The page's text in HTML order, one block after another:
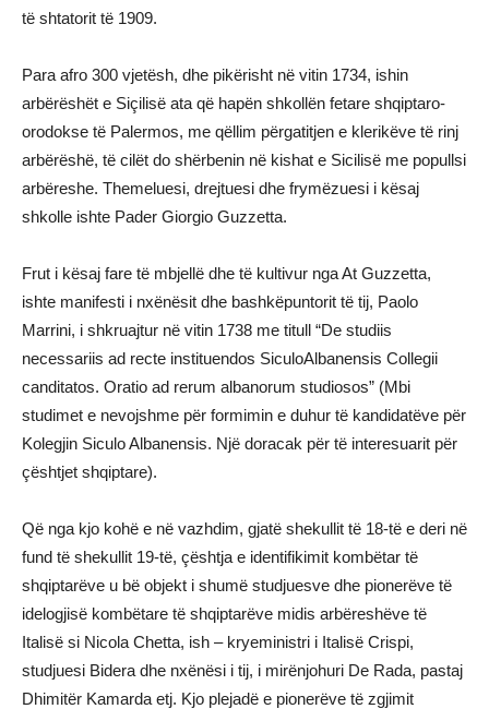
të shtatorit të 1909.
Para afro 300 vjetësh, dhe pikërisht në vitin 1734, ishin
arbërëshët e Siçilisë ata që hapën shkollën fetare shqiptaro-
orodokse të Palermos, me qëllim përgatitjen e klerikëve të rinj
arbërëshë, të cilët do shërbenin në kishat e Sicilisë me popullsi
arbëreshe. Themeluesi, drejtuesi dhe frymëzuesi i kësaj
shkolle ishte Pader Giorgio Guzzetta.
Frut i kësaj fare të mbjellë dhe të kultivur nga At Guzzetta,
ishte manifesti i nxënësit dhe bashkëpuntorit të tij, Paolo
Marrini, i shkruajtur në vitin 1738 me titull “De studiis
necessariis ad recte instituendos SiculoAlbanensis Collegii
canditatos. Oratio ad rerum albanorum studiosos” (Mbi
studimet e nevojshme për formimin e duhur të kandidatëve për
Kolegjin Siculo Albanensis. Një doracak për të interesuarit për
çështjet shqiptare).
Që nga kjo kohë e në vazhdim, gjatë shekullit të 18-të e deri në
fund të shekullit 19-të, çështja e identifikimit kombëtar të
shqiptarëve u bë objekt i shumë studjuesve dhe pionerëve të
idelogjisë kombëtare të shqiptarëve midis arbëreshëve të
Italisë si Nicola Chetta, ish – kryeministri i Italisë Crispi,
studjuesi Bidera dhe nxënësi i tij, i mirënjohuri De Rada, pastaj
Dhimitër Kamarda etj. Kjo plejadë e pionerëve të zgjimit